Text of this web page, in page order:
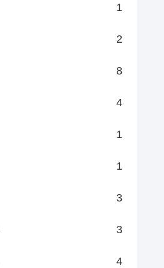
1
2
8
4
1
1
3
3
4